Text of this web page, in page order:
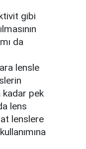
gibi
da
lensle
kadar pek
lens
lenslere